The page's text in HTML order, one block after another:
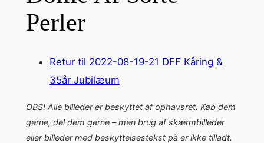
Perler
Retur til 2022-08-19-21 DFF Kåring &
35år Jubilæum
OBS! Alle billeder er beskyttet af ophavsret. Køb dem
gerne, del dem gerne – men brug af skærmbilleder
eller billeder med beskyttelsestekst på er ikke tilladt.